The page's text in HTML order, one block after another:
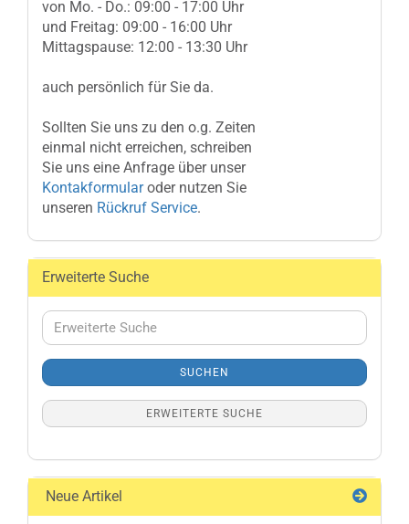
von Mo. - Do.: 09:00 - 17:00 Uhr
und Freitag: 09:00 - 16:00 Uhr
Mittagspause: 12:00 - 13:30 Uhr
auch persönlich für Sie da.
Sollten Sie uns zu den o.g. Zeiten
einmal nicht erreichen, schreiben
Sie uns eine Anfrage über unser
Kontakformularoder nutzen Sie
unseren Rückruf Service.
Erweiterte Suche
Erweiterte
Suche
SUCHEN
ERWEITERTE SUCHE
Neue Artikel